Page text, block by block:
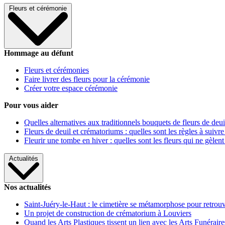
Fleurs et cérémonie
Hommage au défunt
Fleurs et cérémonies
Faire livrer des fleurs pour la cérémonie
Créer votre espace cérémonie
Pour vous aider
Quelles alternatives aux traditionnels bouquets de fleurs de
Fleurs de deuil et crématoriums : quelles sont les règles à
Fleurir une tombe en hiver : quelles sont les fleurs qui ne gèlent
Actualités
Nos actualités
Saint-Juéry-le-Haut : le cimetière se métamorphose pour
Un projet de construction de crématorium à Louviers
Quand les Arts Plastiques tissent un lien avec les Arts